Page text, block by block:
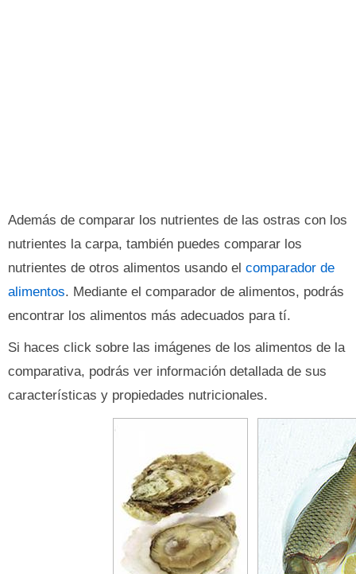
Además de comparar los nutrientes de las ostras con los
nutrientes la carpa, también puedes comparar los
nutrientes de otros alimentos usando el comparador de
alimentos. Mediante el comparador de alimentos, podrás
encontrar los alimentos más adecuados para tí.
Si haces click sobre las imágenes de los alimentos de la
comparativa, podrás ver información detallada de sus
características y propiedades nutricionales.